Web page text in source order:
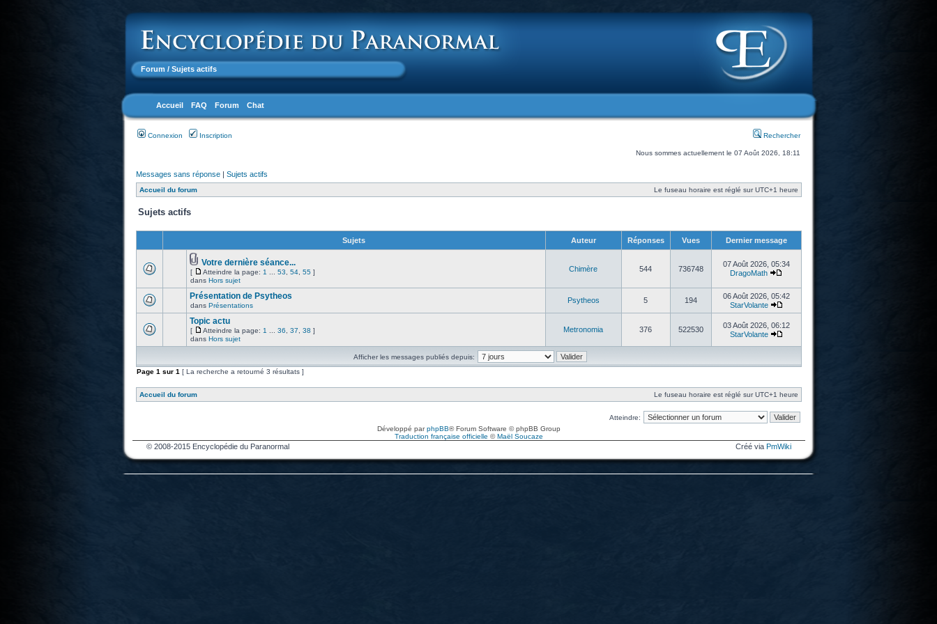
Forum / Sujets actifs
Accueil FAQ Forum Chat
Connexion Inscription Rechercher
Nous sommes actuellement le 07 Août 2026, 18:11
Messages sans réponse| Sujets actifs
Accueil du forum Le fuseau horaire est réglé sur UTC+1 heure
Sujets actifs
Sujets Auteur Réponses Vues Dernier message
Votre dernière séance...
[ Atteindre la page: 1 53 54, 55]
dans Hors sujet
Chimère 544 736748
07 Août 2026, 05:34
DragoMath
Présentation de Psytheos
dans Présentations
Psytheos 5 194
06 Août 2026, 05:42
StarVolante
Topic actu
[ Atteindre la page: 1 36 37 38 ]
dans Hors sujet
Metronomia 376 522530
03 Août 2026, 06:12
StarVolante
Afficher les messages publiés depuis:
Page 1 sur 1 [ La recherche a retourné 3 résultats ]
Accueil du forum Le fuseau horaire est réglé sur UTC+1 heure
Atteindre:
Développé parphpBB® Forum Software © phpBB Group
Traduction française officielle ©Maël Soucaze
© 2008-2015 Encyclopédie du Paranormal Créé via PmWiki